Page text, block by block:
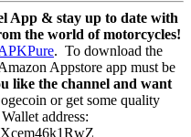
App & stay up to date with
the world of motorcycles!
. To download the
Appstore app must be
like the channel and want
or get some quality
address: